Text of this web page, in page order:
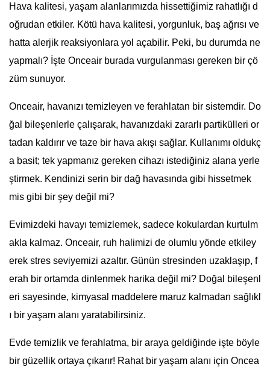
Hava kalitesi, yaşam alanlarımızda hissettiğimiz rahatlığı d
oğrudan etkiler. Kötü hava kalitesi, yorgunluk, baş ağrısı ve
hatta alerjik reaksiyonlara yol açabilir. Peki, bu durumda ne
yapmalı? İşte Onceair burada vurgulanması gereken bir çö
züm sunuyor.
Onceair, havanızı temizleyen ve ferahlatan bir sistemdir. Do
ğal bileşenlerle çalışarak, havanızdaki zararlı partikülleri or
tadan kaldırır ve taze bir hava akışı sağlar. Kullanımı oldukç
a basit; tek yapmanız gereken cihazı istediğiniz alana yerle
ştirmek. Kendinizi serin bir dağ havasında gibi hissetmek
mis gibi bir şey değil mi?
Evimizdeki havayı temizlemek, sadece kokulardan kurtulm
akla kalmaz. Onceair, ruh halimizi de olumlu yönde etkiley
erek stres seviyemizi azaltır. Günün stresinden uzaklaşıp, f
erah bir ortamda dinlenmek harika değil mi? Doğal bileşenl
eri sayesinde, kimyasal maddelere maruz kalmadan sağlıkl
ı bir yaşam alanı yaratabilirsiniz.
Evde temizlik ve ferahlatma, bir araya geldiğinde işte böyle
bir güzellik ortaya çıkarır! Rahat bir yaşam alanı için Oncea